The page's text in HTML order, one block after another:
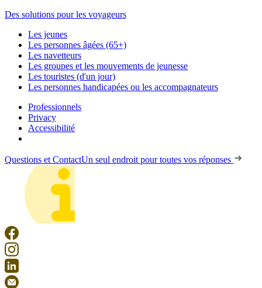
Des solutions pour les voyageurs
Les jeunes
Les personnes âgées (65+)
Les navetteurs
Les groupes et les mouvements de jeunesse
Les touristes (d'un jour)
Les personnes handicapées ou les accompagnateurs
Professionnels
Privacy
Accessibilité
Questions et ContactUn seul endroit pour toutes vos réponses